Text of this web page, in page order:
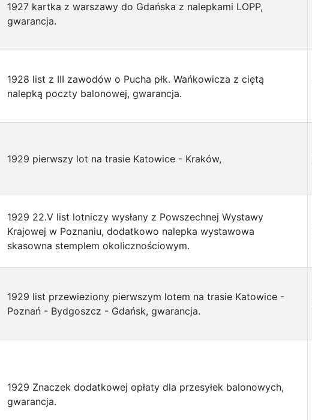
1927 kartka z warszawy do Gdańska z nalepkami LOPP,
gwarancja.
1928 list z III zawodów o Pucha płk. Wańkowicza z ciętą
nalepką poczty balonowej, gwarancja.
1929 pierwszy lot na trasie Katowice - Kraków,
1929 22.V list lotniczy wysłany z Powszechnej Wystawy
Krajowej w Poznaniu, dodatkowo nalepka wystawowa
skasowna stemplem okolicznościowym.
1929 list przewieziony pierwszym lotem na trasie Katowice -
Poznań - Bydgoszcz - Gdańsk, gwarancja.
1929 Znaczek dodatkowej opłaty dla przesyłek balonowych,
gwarancja.